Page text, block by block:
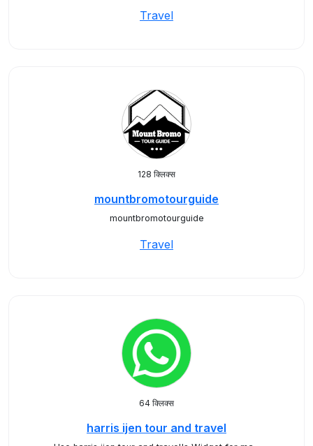
Travel
128 क्लिक्स
mountbromotourguide
mountbromotourguide
Travel
64 क्लिक्स
harris ijen tour and travel